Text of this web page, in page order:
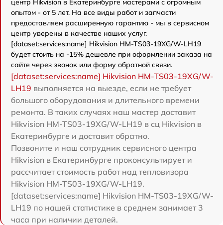
центр Hikvision в Екатеринбурге мастерами с огромным
опытом - от 5 лет. На все виды работ и запчасти
предоставляем расширенную гарантию - мы в сервисном
центр уверены в качестве наших услуг.
[dataset:services:name] Hikvision HM-TS03-19XG/W-LH19
будет стоить на -15% дешевле при оформлении заказа на
сайте через звонок или форму обратной связи.
[dataset:services:name] Hikvision HM-TS03-19XG/W-
LH19 выполняется на выезде, если не требует
большого оборудования и длительного времени
ремонта. В таких случаях наш мастер доставит
Hikvision HM-TS03-19XG/W-LH19 в сц Hikvision в
Екатеринбурге и доставит обратно.
Позвоните и наш сотрудник сервисного центра
Hikvision в Екатеринбурге проконсультирует и
рассчитает стоимость работ над тепловизора
Hikvision HM-TS03-19XG/W-LH19.
[dataset:services:name] Hikvision HM-TS03-19XG/W-
LH19 по нашей статистике в среднем занимает 3
часа при наличии деталей.